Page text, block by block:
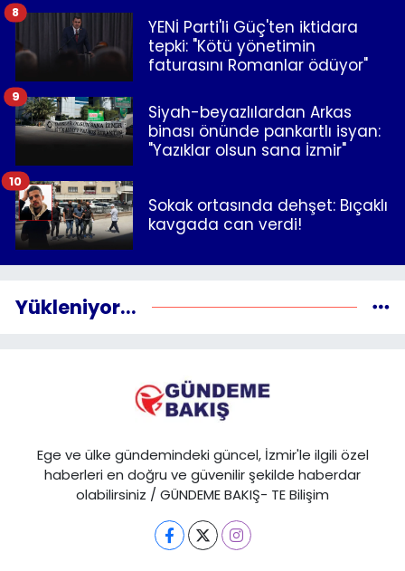
YENİ Parti'li Güç'ten iktidara
tepki: "Kötü yönetimin
faturasını Romanlar ödüyor"
8
Siyah-beyazlılardan Arkas
binası önünde pankartlı isyan:
"Yazıklar olsun sana İzmir"
9
Sokak ortasında dehşet: Bıçaklı
kavgada can verdi!
10
Yükleniyor...
Ege ve ülke gündemindeki güncel, İzmir'le ilgili özel
haberleri en doğru ve güvenilir şekilde haberdar
olabilirsiniz / GÜNDEME BAKIŞ- TE Bilişim